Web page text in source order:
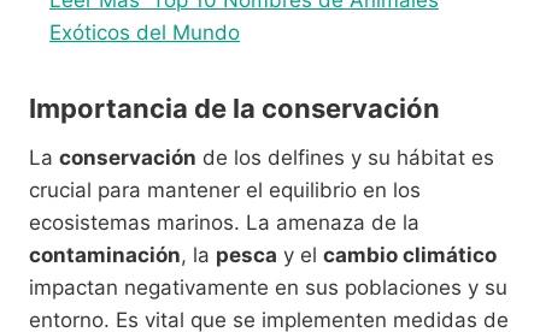
Exóticos del Mundo
Importancia de la conservación
La conservación de los delfines y su hábitat es
crucial para mantener el equilibrio en los
ecosistemas marinos. La amenaza de la
contaminación, la pesca y el cambio climático
impactan negativamente en sus poblaciones y su
entorno. Es vital que se implementen medidas de